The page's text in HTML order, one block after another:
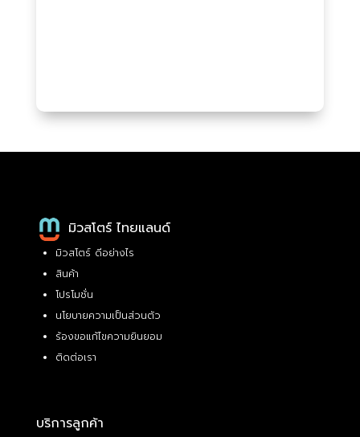
มิวสโตร์ ไทยแลนด์
มิวสโตร์ ดีอย่างไร
สินค้า
โปรโมชั่น
นโยบายความเป็นส่วนตัว
ร้องขอแก้ไขความยินยอม
ติดต่อเรา
บริการลูกค้า